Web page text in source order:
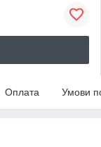
Оплата Умови